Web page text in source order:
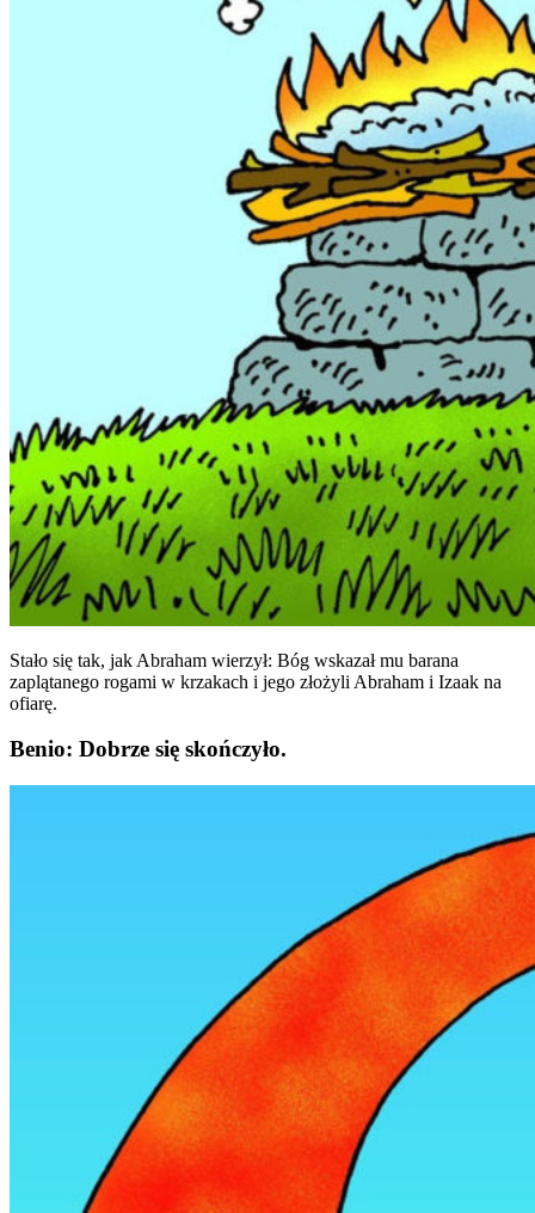
Stało się tak, jak Abraham wierzył: Bóg wskazał mu barana
zaplątanego rogami w krzakach i jego złożyli Abraham i Izaak na
ofiarę.
Benio: Dobrze się skończyło.